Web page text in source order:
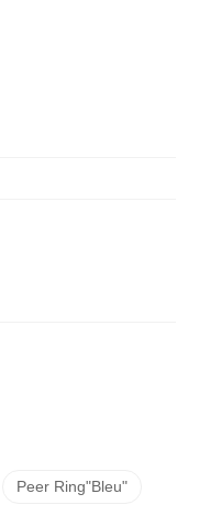
Peer Ring"Bleu"